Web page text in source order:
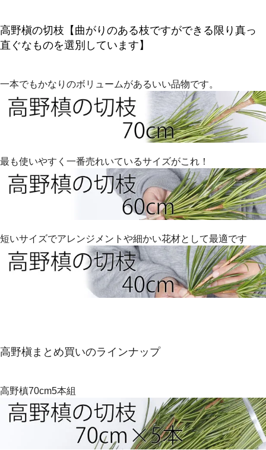
高野槇の切枝【曲がりのある枝ですができる限り真っ
直ぐなものを選別しています】
一本でもかなりのボリュームがあるいい品物です。
最も使いやすく一番売れいているサイズがこれ！
短いサイズでアレンジメントや細かい花材として最適です
高野槇まとめ買いのラインナップ
高野槙70cm5本組